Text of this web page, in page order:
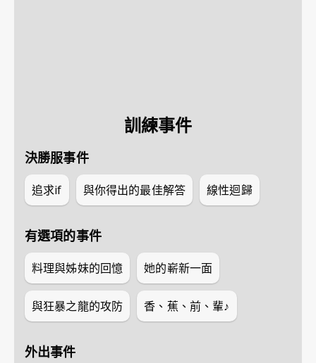
訓練事件
決勝服事件
追求if 與你得出的最佳解答 線性迴歸
有選項的事件
料理與姊妹的回憶 她的嶄新一面
與狂暴之龍的攻防 香、蕉、前、輩♪
外出事件